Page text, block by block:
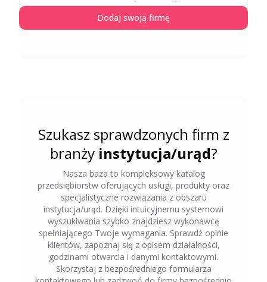
Dodaj swoją firmę
Szukasz sprawdzonych firm z
branży instytucja/urąd?
Nasza baza to kompleksowy katalog
przedsiębiorstw oferujących usługi, produkty oraz
specjalistyczne rozwiązania z obszaru
instytucja/urąd. Dzięki intuicyjnemu systemowi
wyszukiwania szybko znajdziesz wykonawcę
spełniającego Twoje wymagania. Sprawdź opinie
klientów, zapoznaj się z opisem działalności,
godzinami otwarcia i danymi kontaktowymi.
Skorzystaj z bezpośredniego formularza